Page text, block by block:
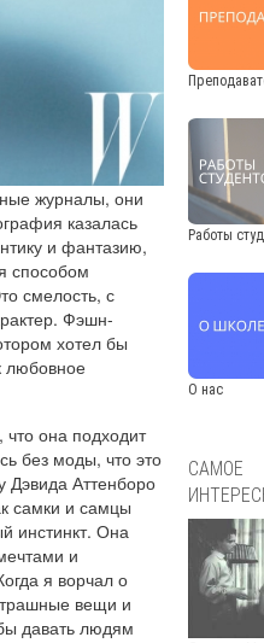
журналы, они
казалась
и фантазию,
способом
смелость, с
Фэшн-
хотел бы
любовное
она подходит
без моды, что это
Дэвида Аттенборо
самки и самцы
инстинкт. Она
и
я ворчал о
вещи и
давать людям
Работы
О нас
САМОЕ